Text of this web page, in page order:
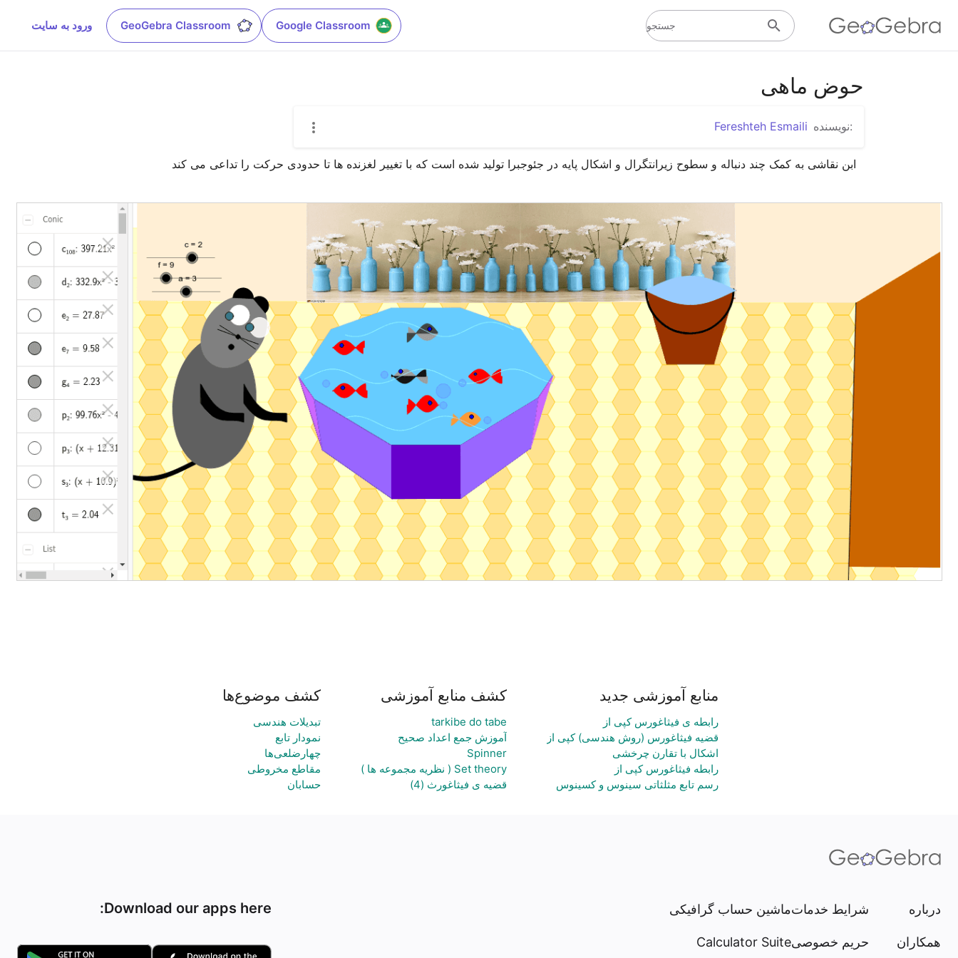
Google Classroom
GeoGebra Classroom ورود به سایت جستجو
حوض ماهی
:نویسنده Fereshteh Esmaili
ابن نقاشی به کمک چند دنباله و سطوح زیرانتگرال و اشکال پایه در جئوجبرا تولید شده است که با تغییر لغزنده ها تا حدودی حرکت را تداعی می کند
منابع آموزشی جدید
رابطه ی فیثاغورس کپی از
قضیه فیثاغورس (روش هندسی) کپی از
اشکال با تقارن چرخشی
رابطه فیثاغورس کپی از
رسم تابع مثلثاتی سینوس و کسینوس
کشف منابع آموزشی
tarkibe do tabe
آموزش جمع اعداد صحیح
Spinner
Set theory ( نظریه مجموعه ها )
قضیه ی فیثاغورث (4)
کشف موضوع‌ها
تبدیلات هندسی
نمودار تابع
چهارضلعی‌ها
مقاطع مخروطی
حسابان
درباره
همکاران
شرایط خدمات
حریم خصوصی
ماشین حساب گرافیکی
Calculator Suite
Download our apps here: